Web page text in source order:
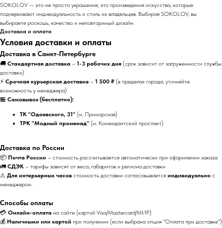
SOKOLOV — это не просто украшения, это произведения искусства, которые
подчеркивают индивидуальность и стиль их владельцев. Выбирая SOKOLOV, вы
выбираете роскошь, качество и неповторимый дизайн.
Доставка и оплата
Условия доставки и оплаты
Доставка в Санкт-Петербурге
🚚 Стандартная доставка – 1-3 рабочих дня (срок зависит от загруженности службы
доставки)
⚡ Срочная курьерская доставка – 1 500 ₽ (в пределах города, уточняйте
возможность у менеджера)
🏪 Самовывоз (бесплатно):
ТК "Одоевского, 31" (м. Приморская)
ТРК "Модный променад" (м. Комендантский проспект)
Доставка по России
📦 Почта России – стоимость рассчитывается автоматически при оформлении заказа
🚛 СДЭК – тарифы зависят от веса, габаритов и региона доставки
⚠ Для интерьерных часов стоимость доставки согласовывается индивидуально с
менеджером.
Способы оплаты
💳 Онлайн-оплата на сайте (картой Visa/Mastercard/МИР)
💰 Наличными или картой при получении (если выбрана опция "Оплата при доставке")